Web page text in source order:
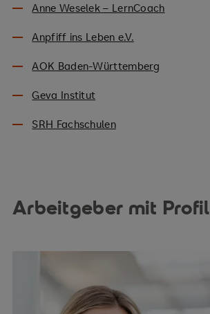
Anne Weselek – LernCoach
Anpfiff ins Leben e.V.
AOK Baden-Württemberg
Geva Institut
SRH Fachschulen
Arbeitgeber mit Profil